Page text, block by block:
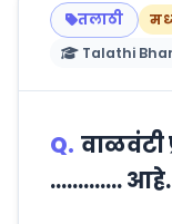
तलाठी
Talathi
Q. वाळवंटी
…………. आहे.